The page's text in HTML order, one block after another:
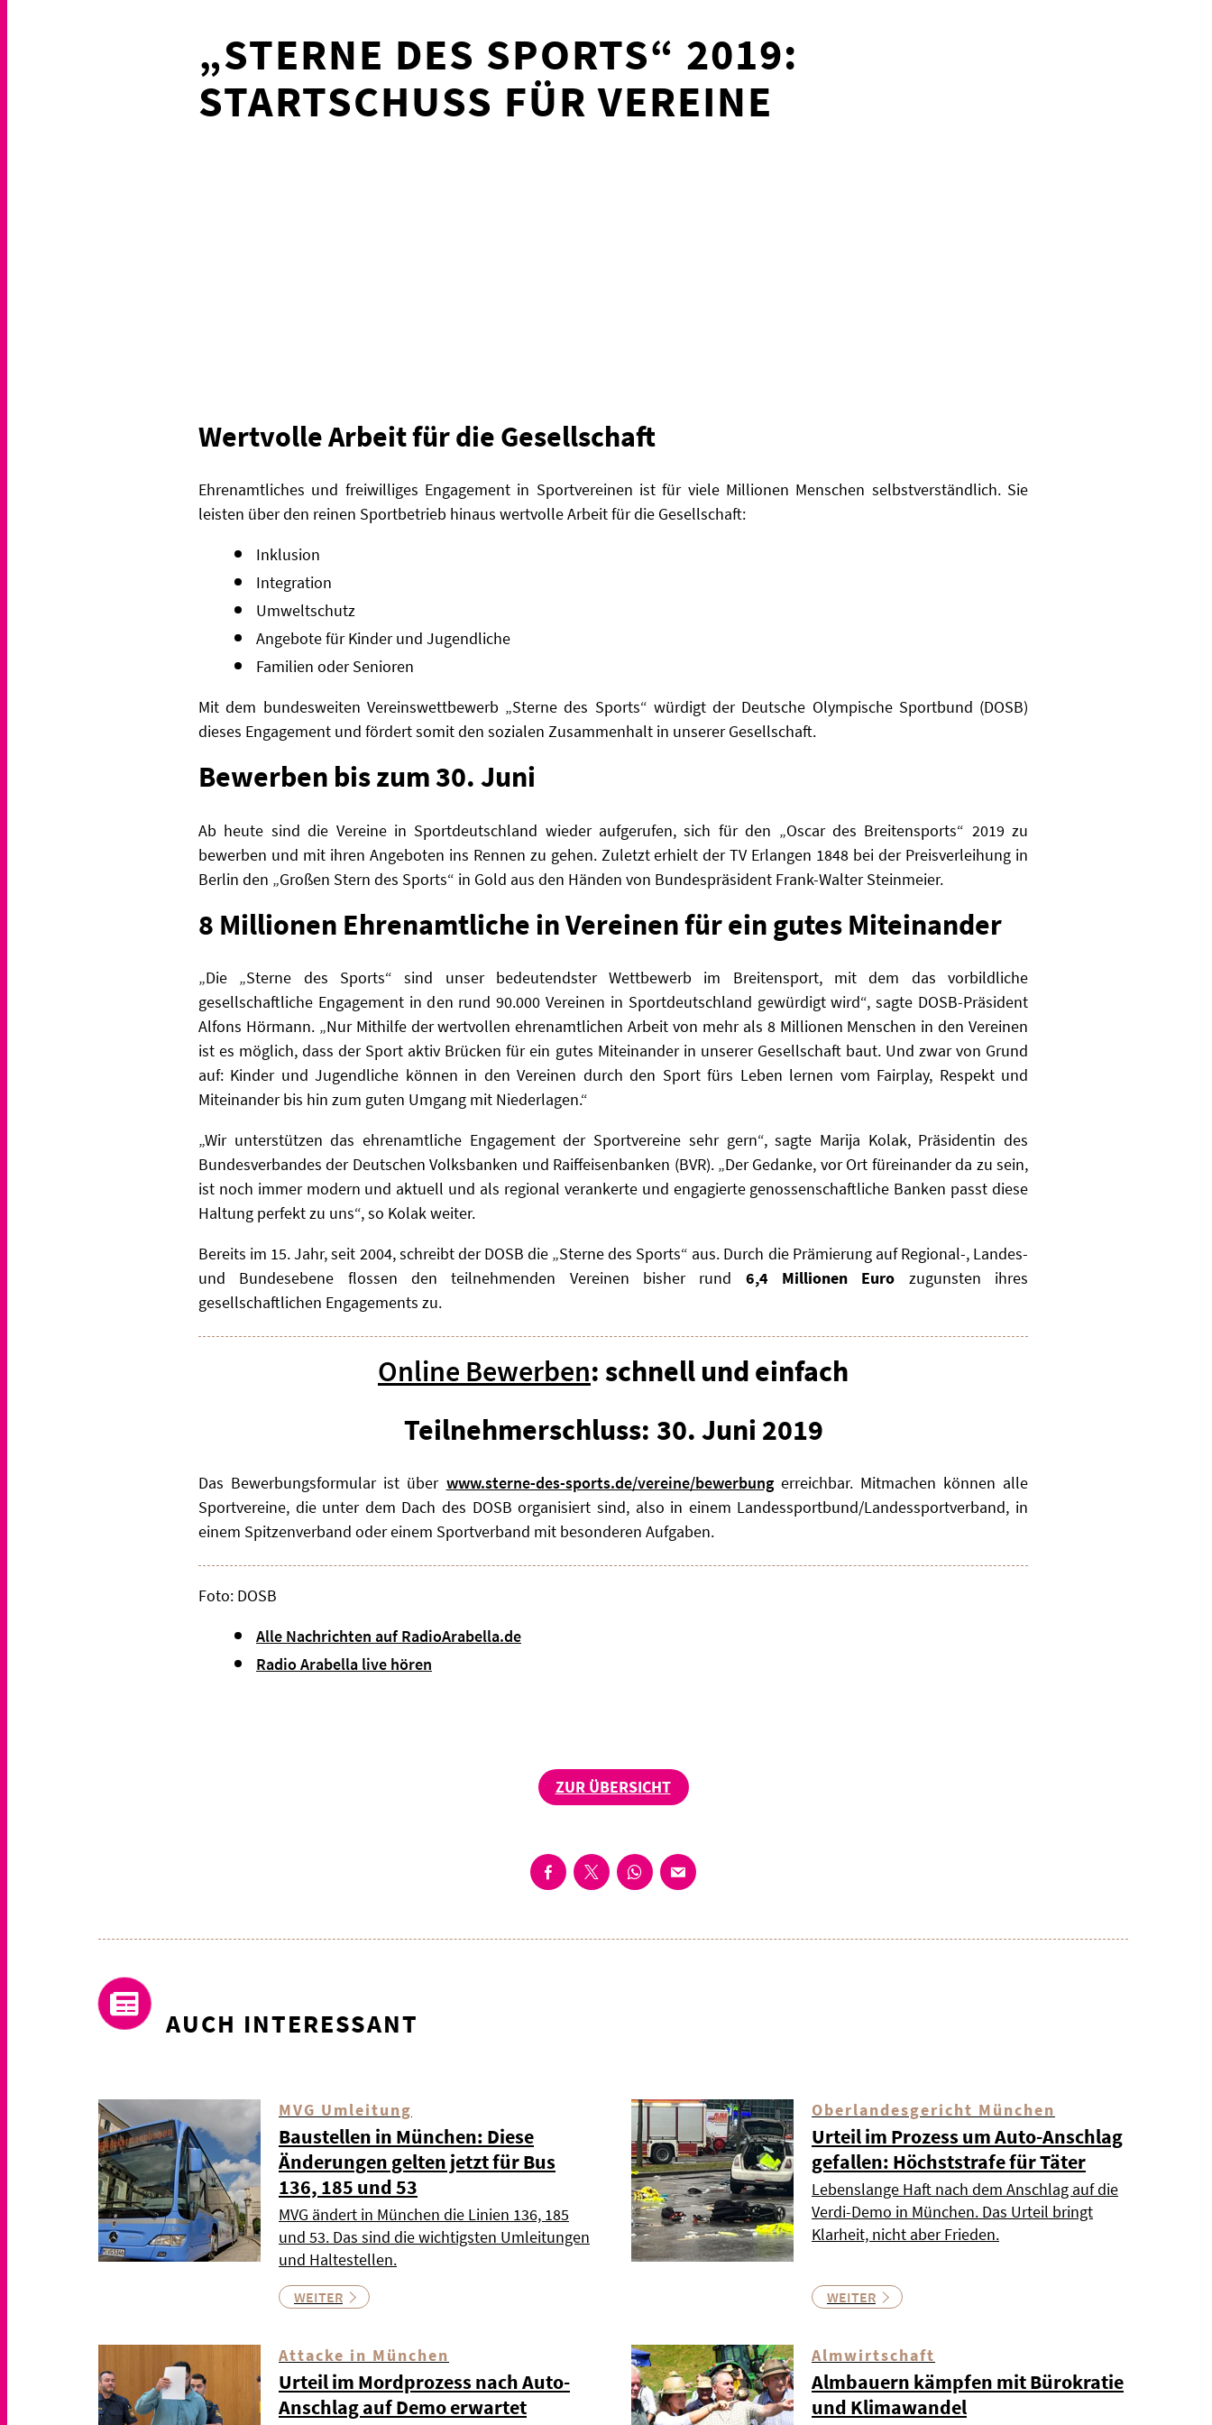
„STERNE DES SPORTS“ 2019:
STARTSCHUSS FÜR VEREINE
Wertvolle Arbeit für die Gesellschaft
Ehrenamtliches und freiwilliges Engagement in Sportvereinen ist für viele Millionen Menschen selbstverständlich. Sie
leisten über den reinen Sportbetrieb hinaus wertvolle Arbeit für die Gesellschaft:
Inklusion
Integration
Umweltschutz
Angebote für Kinder und Jugendliche
Familien oder Senioren
Mit dem bundesweiten Vereinswettbewerb „Sterne des Sports“ würdigt der Deutsche Olympische Sportbund (DOSB)
dieses Engagement und fördert somit den sozialen Zusammenhalt in unserer Gesellschaft.
Bewerben bis zum 30. Juni
Ab heute sind die Vereine in Sportdeutschland wieder aufgerufen, sich für den „Oscar des Breitensports“ 2019 zu
bewerben und mit ihren Angeboten ins Rennen zu gehen. Zuletzt erhielt der TV Erlangen 1848 bei der Preisverleihung in
Berlin den „Großen Stern des Sports“ in Gold aus den Händen von Bundespräsident Frank-Walter Steinmeier.
8 Millionen Ehrenamtliche in Vereinen für ein gutes Miteinander
„Die „Sterne des Sports“ sind unser bedeutendster Wettbewerb im Breitensport, mit dem das vorbildliche
gesellschaftliche Engagement in den rund 90.000 Vereinen in Sportdeutschland gewürdigt wird“, sagte DOSB-Präsident
Alfons Hörmann. „Nur Mithilfe der wertvollen ehrenamtlichen Arbeit von mehr als 8 Millionen Menschen in den Vereinen
ist es möglich, dass der Sport aktiv Brücken für ein gutes Miteinander in unserer Gesellschaft baut. Und zwar von Grund
auf: Kinder und Jugendliche können in den Vereinen durch den Sport fürs Leben lernen vom Fairplay, Respekt und
Miteinander bis hin zum guten Umgang mit Niederlagen.“
„Wir unterstützen das ehrenamtliche Engagement der Sportvereine sehr gern“, sagte Marija Kolak, Präsidentin des
Bundesverbandes der Deutschen Volksbanken und Raiffeisenbanken (BVR). „Der Gedanke, vor Ort füreinander da zu sein,
ist noch immer modern und aktuell und als regional verankerte und engagierte genossenschaftliche Banken passt diese
Haltung perfekt zu uns“, so Kolak weiter.
Bereits im 15. Jahr, seit 2004, schreibt der DOSB die „Sterne des Sports“ aus. Durch die Prämierung auf Regional-, Landes-
und Bundesebene flossen den teilnehmenden Vereinen bisher rund 6,4 Millionen Euro zugunsten ihres
gesellschaftlichen Engagements zu.
Online Bewerben: schnell und einfach
Teilnehmerschluss: 30. Juni 2019
Das Bewerbungsformular ist über www.sterne-des-sports.de/vereine/bewerbungerreichbar. Mitmachen können alle
Sportvereine, die unter dem Dach des DOSB organisiert sind, also in einem Landessportbund/Landessportverband, in
einem Spitzenverband oder einem Sportverband mit besonderen Aufgaben.
Foto: DOSB
Alle Nachrichten auf RadioArabella.de
Radio Arabella live hören
ZUR ÜBERSICHT
AUCH INTERESSANT
MVG Umleitung
Baustellen in München: Diese
Änderungen gelten jetzt für Bus
136, 185 und 53
MVG ändert in München die Linien 136, 185
und 53. Das sind die wichtigsten Umleitungen
und Haltestellen.
WEITER
Oberlandesgericht München
Urteil im Prozess um Auto-Anschlag
gefallen: Höchststrafe für Täter
Lebenslange Haft nach dem Anschlag auf die
Verdi-Demo in München. Das Urteil bringt
Klarheit, nicht aber Frieden.
WEITER
Attacke in München
Urteil im Mordprozess nach Auto-
Anschlag auf Demo erwartet
Almwirtschaft
Almbauern kämpfen mit Bürokratie
und Klimawandel